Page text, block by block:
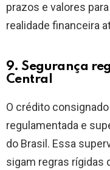
prazos e valores
realidade financeira
9. Segurança
Central
O crédito
regulamentada e
do Brasil. Essa
sigam regras rígidas